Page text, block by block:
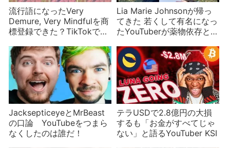
流行語になったVery
Demure, Very Mindfulを商
標登録できた？TikTokで人
Lia Marie Johnsonが帰っ
てきた 若くして有名になっ
たYouTuberが薬物依存とそ
JacksepticeyeとMrBeast
の口論 YouTubeをつまら
なくしたのは誰だ！
テラUSDで2.8億円の大損
するも「お金がすべてじゃ
ない」と語るYouTuber KSI